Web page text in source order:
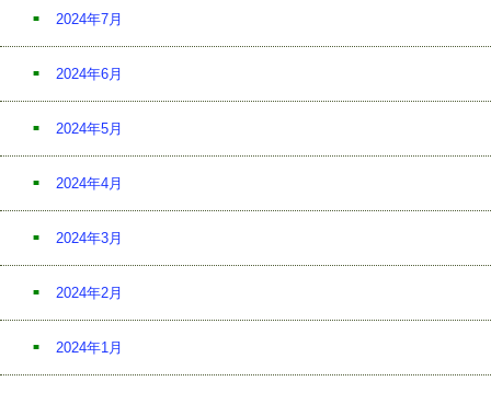
2024年7月
2024年6月
2024年5月
2024年4月
2024年3月
2024年2月
2024年1月